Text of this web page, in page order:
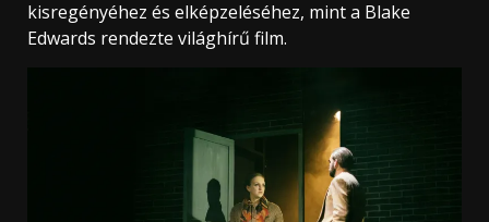
kisregényéhez és elképzeléséhez, mint a Blake
Edwards rendezte világhírű film.